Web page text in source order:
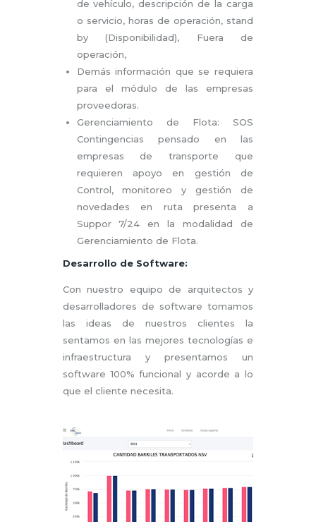
de vehículo, descripción de la carga
o servicio, horas de operación, stand
by (Disponibilidad), Fuera de
operación,
Demás información que se requiera
para el módulo de las empresas
proveedoras.
Gerenciamiento de Flota: SOS
Contingencias pensado en las
empresas de transporte que
requieren apoyo en gestión de
Control, monitoreo y gestión de
novedades en ruta presenta a
Suppor 7/24 en la modalidad de
Gerenciamiento de Flota.
Desarrollo de Software:
Con nuestro equipo de arquitectos y
desarrolladores de software tomamos
las ideas de nuestros clientes la
sentamos en las mejores tecnologías e
infraestructura y presentamos un
software 100% funcional y acorde a lo
que el cliente necesita.